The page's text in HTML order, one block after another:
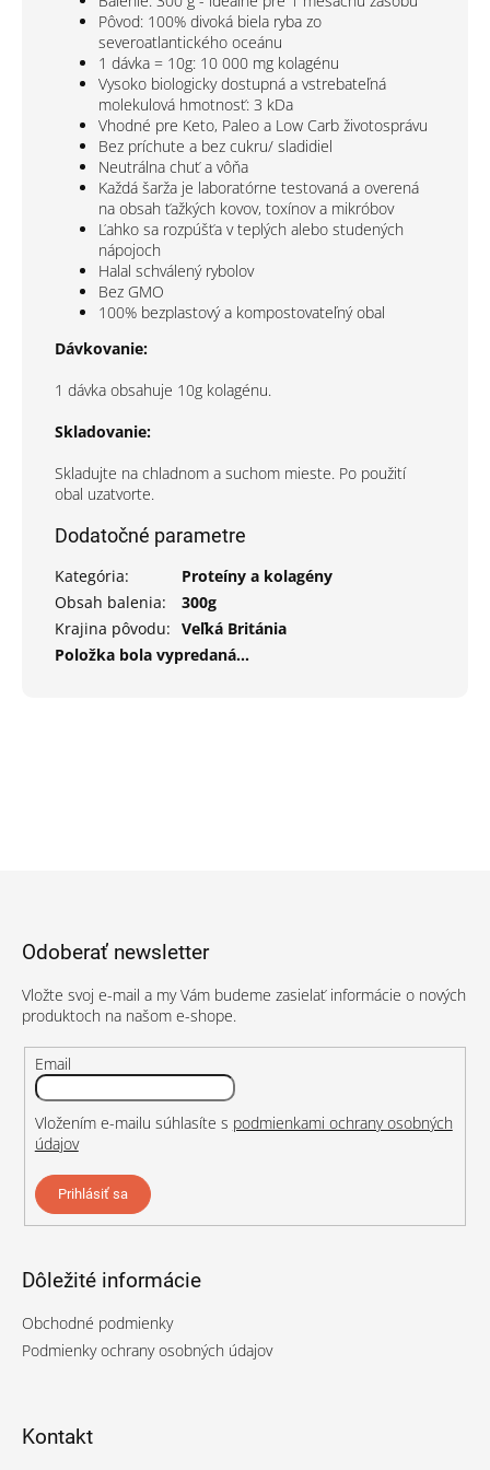
Pôvod: 100% divoká biela ryba zo
severoatlantického oceánu
1 dávka = 10g: 10 000 mg kolagénu
Vysoko biologicky dostupná a vstrebateľná
molekulová hmotnosť: 3 kDa
Vhodné pre Keto, Paleo a Low Carb životosprávu
Bez príchute a bez cukru/ sladidiel
Neutrálna chuť a vôňa
Každá šarža je laboratórne testovaná a overená
na obsah ťažkých kovov, toxínov a mikróbov
Ľahko sa rozpúšťa v teplých alebo studených
nápojoch
Halal schválený rybolov
Bez GMO
100% bezplastový a kompostovateľný obal
Dávkovanie:
1 dávka obsahuje 10g kolagénu.
Skladovanie:
Skladujte na chladnom a suchom mieste. Po použití
obal uzatvorte.
Dodatočné parametre
Kategória:
Proteíny a kolagény
Obsah balenia:
300g
Krajina pôvodu: Veľká Británia
Položka bola vypredaná…
Odoberať newsletter
Vložte svoj e-mail a my Vám budeme zasielať informácie o nových
produktoch na našom e-shope.
Email
Vložením e-mailu súhlasíte s podmienkami ochrany osobných
údajov
Prihlásiť sa
Dôležité informácie
Obchodné podmienky
Podmienky ochrany osobných údajov
Kontakt